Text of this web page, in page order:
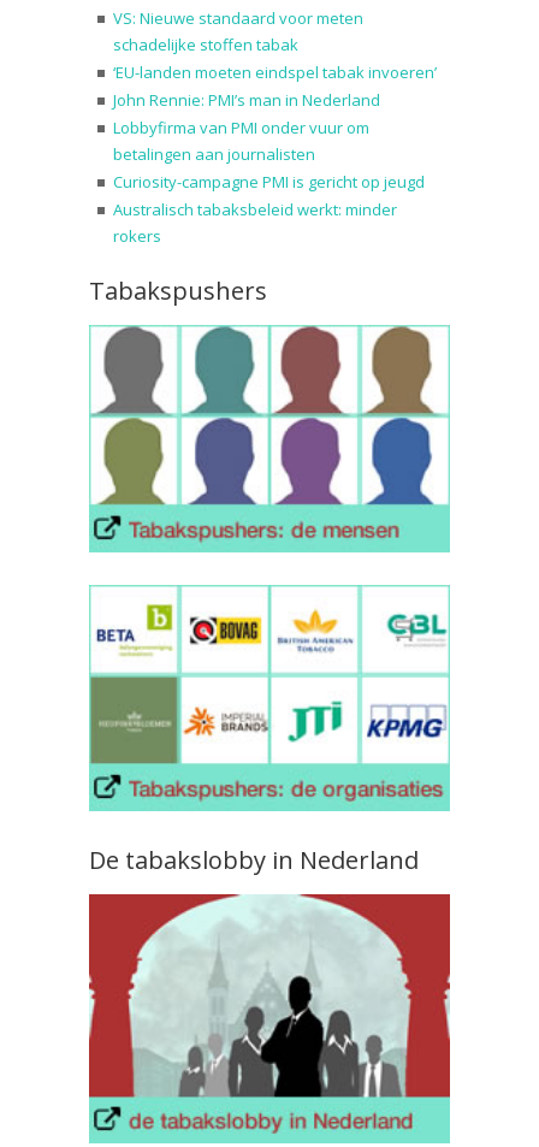
VS: Nieuwe standaard voor meten
schadelijke stoffen tabak
‘EU-landen moeten eindspel tabak invoeren’
John Rennie: PMI’s man in Nederland
Lobbyfirma van PMI onder vuur om
betalingen aan journalisten
Curiosity-campagne PMI is gericht op jeugd
Australisch tabaksbeleid werkt: minder
rokers
Tabakspushers
De tabakslobby in Nederland